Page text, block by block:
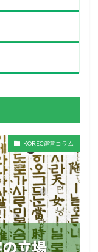
KOREC運営コラム